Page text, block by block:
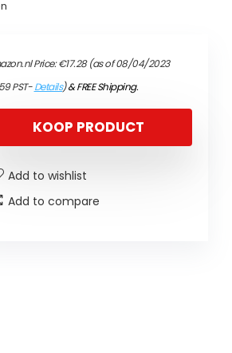
Price:€17.28(as of 08/04/2023
PST-Details)&FREE Shipping.
KOOP PRODUCT
Add to wishlist
Add to compare